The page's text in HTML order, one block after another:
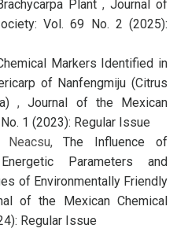
Plant , Journal of
Vol. 69 No. 2 (2025):
Markers Identified in
of Nanfengmiju (Citrus
,Journal of the Mexican
1 (2023): Regular Issue
Neacsu,The Influence of
Parameters and
of Environmentally Friendly
of the Mexican Chemical
Regular Issue